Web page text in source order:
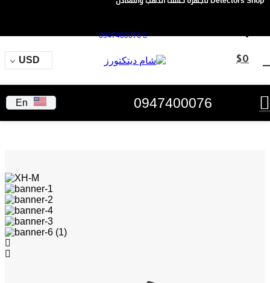
0947400076
$0
USD
0947400076
En